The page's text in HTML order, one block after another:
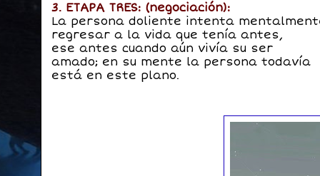
3. ETAPA TRES: (negociación):
La persona doliente intenta
regresar a la vida que tenía antes,
ese antes cuando aún vivía su ser
amado; en su mente la persona todavía
está en este plano.